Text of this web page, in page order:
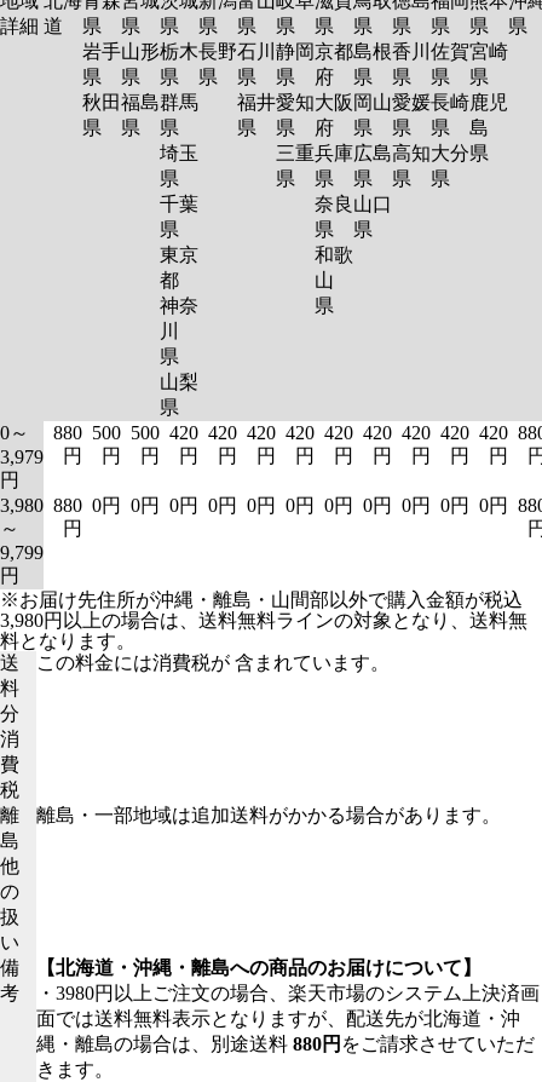
詳細 道 県
岩手
県
秋田
県
県
山形
県
福島
県
県
栃木
県
群馬
県
埼玉
県
千葉
県
東京
都
神奈
川
県
山梨
県
県
長野
県
県
石川
県
福井
県
県
静岡
県
愛知
県
三重
県
県
京都
府
大阪
府
兵庫
県
奈良
県
和歌
山
県
県
島根
県
岡山
県
広島
県
山口
県
県
香川
県
愛媛
県
高知
県
県
佐賀
県
長崎
県
大分
県
県
宮崎
県
鹿児
島
県
0～
3,979
円
880
円
500
円
500
円
420
円
420
円
420
円
420
円
420
円
420
円
420
円
420
円
420
円
3,980
～
9,799
円
880
円
0円 0円 0円 0円 0円 0円 0円 0円 0円 0円 0円
※お届け先住所が沖縄・離島・山間部以外で購入金額が税込
3,980円以上の場合は、送料無料ラインの対象となり、送料無
料となります。
送
料
分
消
費
税
この料金には消費税が 含まれています。
離
島
他
の
扱
い
離島・一部地域は追加送料がかかる場合があります。
備
考
【北海道・沖縄・離島への商品のお届けについて】
・3980円以上ご注文の場合、楽天市場のシステム上決済画
面では送料無料表示となりますが、配送先が北海道・沖
縄・離島の場合は、別途送料 880円 をご請求させていただ
きます。